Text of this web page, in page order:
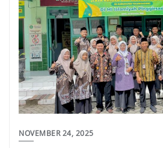
NOVEMBER 24, 2025